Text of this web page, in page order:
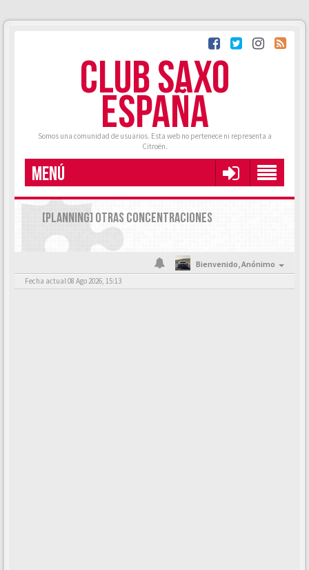
CLUB SAXO
ESPAÑA
Somos una comunidad de usuarios. Esta web no pertenece ni representa a
Citroën.
MENÚ
[PLANNING] OTRAS CONCENTRACIONES
Bienvenido,Anónimo
Fecha actual 08 Ago 2026, 15:13